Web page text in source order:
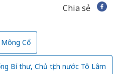
Chia sẻ
Cổ
Bí thư, Chủ tịch nước Tô Lâm